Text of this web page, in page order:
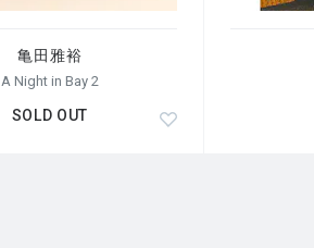
亀田雅裕
A Night in Bay 2
SOLD OUT